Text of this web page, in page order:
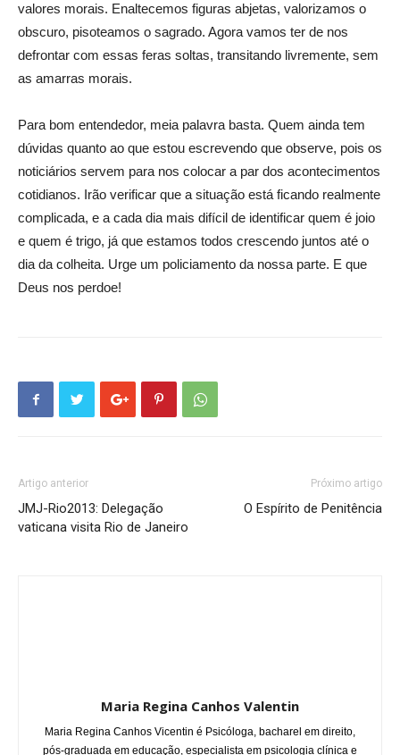
valores morais. Enaltecemos figuras abjetas, valorizamos o
obscuro, pisoteamos o sagrado. Agora vamos ter de nos
defrontar com essas feras soltas, transitando livremente, sem
as amarras morais.
Para bom entendedor, meia palavra basta. Quem ainda tem
dúvidas quanto ao que estou escrevendo que observe, pois os
noticiários servem para nos colocar a par dos acontecimentos
cotidianos. Irão verificar que a situação está ficando realmente
complicada, e a cada dia mais difícil de identificar quem é joio
e quem é trigo, já que estamos todos crescendo juntos até o
dia da colheita. Urge um policiamento da nossa parte. E que
Deus nos perdoe!
Artigo anterior
JMJ-Rio2013: Delegação
vaticana visita Rio de Janeiro
Próximo artigo
O Espírito de Penitência
Maria Regina Canhos Valentin
Maria Regina Canhos Vicentin é Psicóloga, bacharel em direito,
pós-graduada em educação, especialista em psicologia clínica e